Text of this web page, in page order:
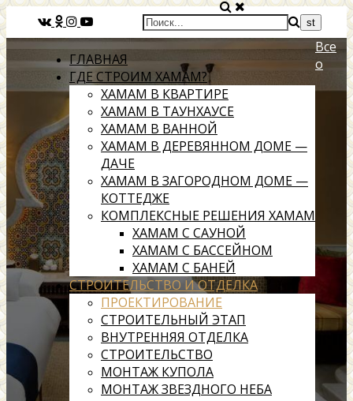
ГЛАВНАЯ
ГДЕ СТРОИМ ХАМАМ?
ХАМАМ В КВАРТИРЕ
ХАМАМ В ТАУНХАУСЕ
ХАМАМ В ВАННОЙ
ХАМАМ В ДЕРЕВЯННОМ ДОМЕ —
ДАЧЕ
ХАМАМ В ЗАГОРОДНОМ ДОМЕ —
КОТТЕДЖЕ
КОМПЛЕКСНЫЕ РЕШЕНИЯ ХАМАМ
ХАМАМ С САУНОЙ
ХАМАМ С БАССЕЙНОМ
ХАМАМ С БАНЕЙ
СТРОИТЕЛЬСТВО И ОТДЕЛКА
ПРОЕКТИРОВАНИЕ
СТРОИТЕЛЬНЫЙ ЭТАП
ВНУТРЕННЯЯ ОТДЕЛКА
СТРОИТЕЛЬСТВО
МОНТАЖ КУПОЛА
МОНТАЖ ЗВЕЗДНОГО НЕБА
Все
о